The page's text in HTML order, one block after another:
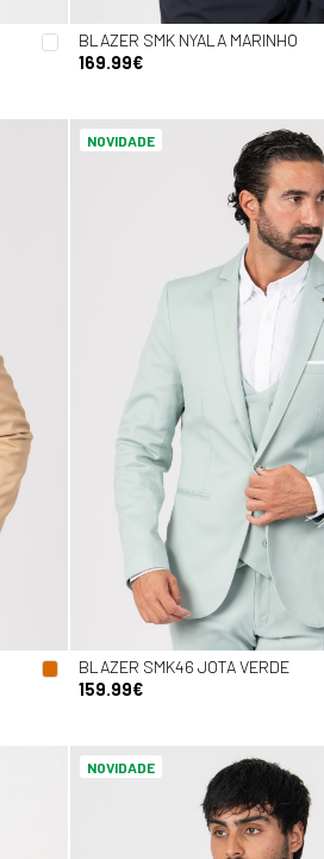
BLAZER SMK NYALA MARINHO
169.99€
NOVIDADE
BLAZER SMK46 JOTA VERDE
159.99€
NOVIDADE